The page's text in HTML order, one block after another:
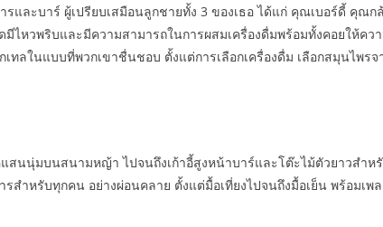
และบาร์ ผู้เปรียบเสมือนลูกชายทั้ง 3 ของเธอ ได้แก่ คุณเบอร์ดี้ คุ
หวพริบและมีความสามารถในการผสมเครื่องดื่มพร้อมทั้งคอยให้คว
ทลในแบบที่พวกเขาชื่นชอบ ตั้งแต่การเลือกเครื่องดื่ม เลือกสมุนไพ
นนุ่มบนสนามหญ้า ไปจนถึงเก้าอี้สูงหน้าบาร์และโต๊ะไม้ตัวยาวสำห
สำหรับทุกคน อย่างผ่อนคลาย ตั้งแต่มื้อเที่ยงไปจนถึงมื้อเย็น พร้อมเ